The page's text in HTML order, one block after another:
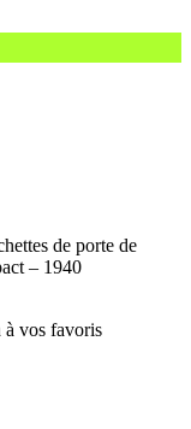
de porte de
– 1940